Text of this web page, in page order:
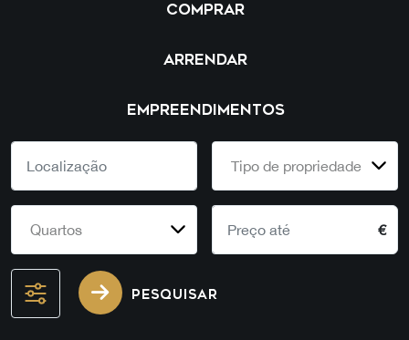
COMPRAR
ARRENDAR
EMPREENDIMENTOS
Tipo de propriedade
Quartos €
PESQUISAR